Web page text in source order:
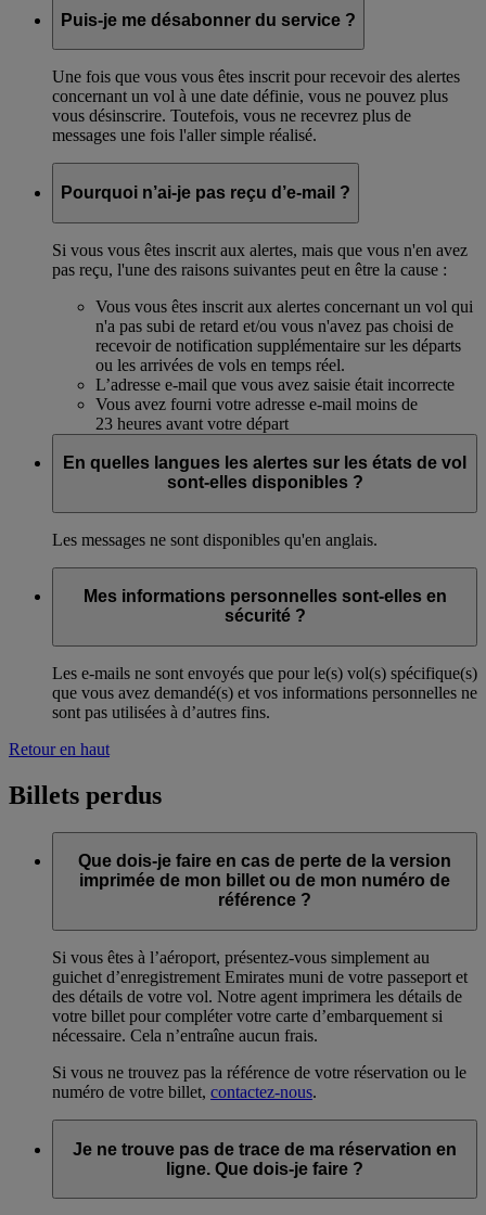
Puis-je me désabonner du service ?
Une fois que vous vous êtes inscrit pour recevoir des alertes
concernant un vol à une date définie, vous ne pouvez plus
vous désinscrire. Toutefois, vous ne recevrez plus de
messages une fois l'aller simple réalisé.
Pourquoi n’ai-je pas reçu d’e-mail ?
Si vous vous êtes inscrit aux alertes, mais que vous n'en avez
pas reçu, l'une des raisons suivantes peut en être la cause :
Vous vous êtes inscrit aux alertes concernant un vol qui
n'a pas subi de retard et/ou vous n'avez pas choisi de
recevoir de notification supplémentaire sur les départs
ou les arrivées de vols en temps réel.
L’adresse e-mail que vous avez saisie était incorrecte
Vous avez fourni votre adresse e-mail moins de
23 heures avant votre départ
En quelles langues les alertes sur les états de vol
sont-elles disponibles ?
Les messages ne sont disponibles qu'en anglais.
Mes informations personnelles sont-elles en
sécurité ?
Les e-mails ne sont envoyés que pour le(s) vol(s) spécifique(s)
que vous avez demandé(s) et vos informations personnelles ne
sont pas utilisées à d’autres fins.
Retour en haut
Billets perdus
Que dois-je faire en cas de perte de la version
imprimée de mon billet ou de mon numéro de
référence ?
Si vous êtes à l’aéroport, présentez-vous simplement au
guichet d’enregistrement Emirates muni de votre passeport et
des détails de votre vol. Notre agent imprimera les détails de
votre billet pour compléter votre carte d’embarquement si
nécessaire. Cela n’entraîne aucun frais.
Si vous ne trouvez pas la référence de votre réservation ou le
numéro de votre billet, contactez-nous.
Je ne trouve pas de trace de ma réservation en
ligne. Que dois-je faire ?